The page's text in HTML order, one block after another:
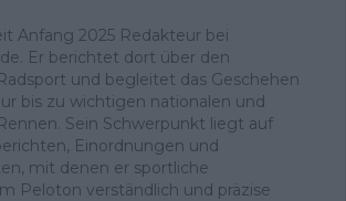
Anfang 2025 Redakteur bei
Er berichtet dort über den
und begleitet das Geschehen
bis zu wichtigen nationalen und
Sein Schwerpunkt liegt auf
Einordnungen und
mit denen er sportliche
Peloton verständlich und präzise